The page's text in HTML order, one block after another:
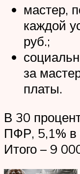
мастер,
каждой
руб.;
за
платы.
В 30
ПФР, 5,1%
Итого – 9